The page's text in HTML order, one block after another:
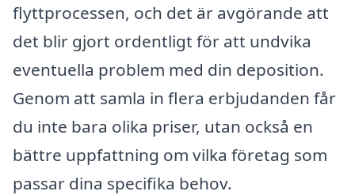
flyttprocessen, och det är avgörande att
det blir gjort ordentligt för att undvika
eventuella problem med din deposition.
Genom att samla in flera erbjudanden får
du inte bara olika priser, utan också en
bättre uppfattning om vilka företag som
passar dina specifika behov.